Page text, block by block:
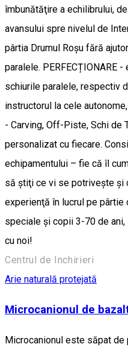
îmbunătăţire a echilibrului,
avansului spre nivelul de
pârtia Drumul Roşu fără
paralele. PERFECȚIONARE
schiurile paralele, respectiv
instructorul la cele
- Carving, Off-Piste, Schi de
personalizat cu fiecare.
echipamentului – fie că îl
să ştiţi ce vi se potriveşte şi
experienţă în lucrul pe pârtie
speciale și copii 3-70 de
cu noi!
Centrul de Inchirieri
Arie naturală protejată
Microcanionul de
Microcanionul este săpat de